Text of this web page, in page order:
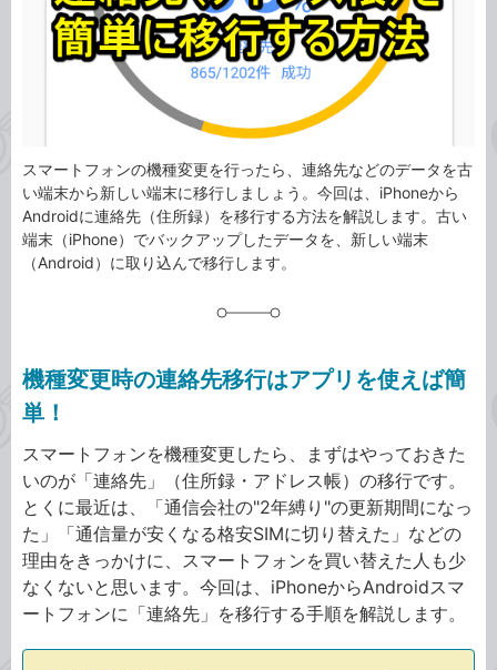
スマートフォンの機種変更を行ったら、連絡先などのデータを古
い端末から新しい端末に移行しましょう。今回は、iPhoneから
Androidに連絡先（住所録）を移行する方法を解説します。古い
端末（iPhone）でバックアップしたデータを、新しい端末
（Android）に取り込んで移行します。
機種変更時の連絡先移行はアプリを使えば簡
単！
スマートフォンを機種変更したら、まずはやっておきた
いのが「連絡先」（住所録・アドレス帳）の移行です。
とくに最近は、「通信会社の"2年縛り"の更新期間になっ
た」「通信量が安くなる格安SIMに切り替えた」などの
理由をきっかけに、スマートフォンを買い替えた人も少
なくないと思います。今回は、iPhoneからAndroidスマ
ートフォンに「連絡先」を移行する手順を解説します。